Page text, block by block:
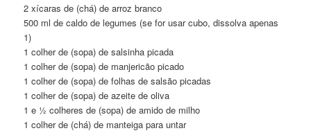
2 xícaras de (chá) de arroz branco
500 ml de caldo de legumes (se for usar cubo, dissolva apenas
1)
1 colher de (sopa) de salsinha picada
1 colher de (sopa) de manjericão picado
1 colher de (sopa) de folhas de salsão picadas
1 colher de (sopa) de azeite de oliva
1 e ½ colheres de (sopa) de amido de milho
1 colher de (chá) de manteiga para untar